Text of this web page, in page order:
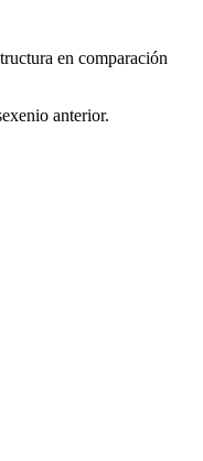
en comparación
anterior.